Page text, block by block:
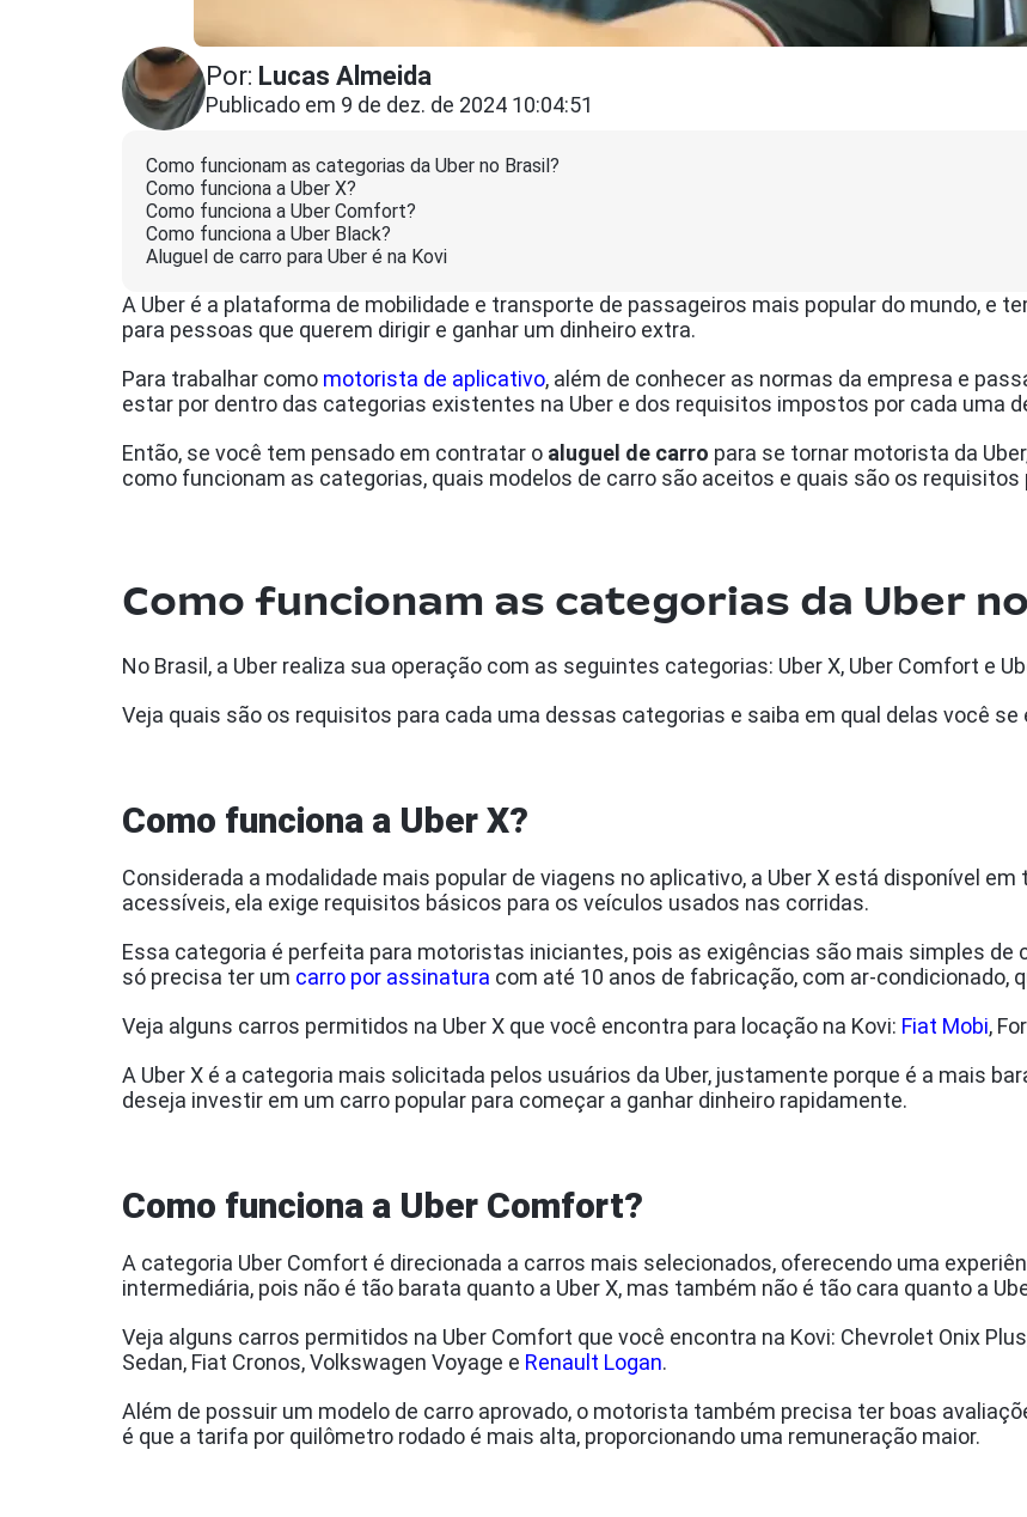
Por: Lucas Almeida
Publicado em 9 de dez. de 2024 10:04:51
Como funcionam as categorias da Uber no Brasil?
Como funciona a Uber X?
Como funciona a Uber Comfort?
Como funciona a Uber Black?
Aluguel de carro para Uber é na Kovi
A Uber é a plataforma de mobilidade e transporte de passageiros mais popular do mundo, e
para pessoas que querem dirigir e ganhar um dinheiro extra.
Para trabalhar como motorista de aplicativo, além de conhecer as normas da empresa e
estar por dentro das categorias existentes na Uber e dos requisitos impostos por cada uma
Então, se você tem pensado em contratar o aluguel de carro para se tornar motorista da
como funcionam as categorias, quais modelos de carro são aceitos e quais são os
Como funcionam as categorias da Uber
No Brasil, a Uber realiza sua operação com as seguintes categorias: Uber X, Uber Comfort e
Veja quais são os requisitos para cada uma dessas categorias e saiba em qual delas você se
Como funciona a Uber X?
Considerada a modalidade mais popular de viagens no aplicativo, a Uber X está disponível
acessíveis, ela exige requisitos básicos para os veículos usados nas corridas.
Essa categoria é perfeita para motoristas iniciantes, pois as exigências são mais simples de
só precisa ter um carro por assinatura com até 10 anos de fabricação, com ar-condicionado,
Veja alguns carros permitidos na Uber X que você encontra para locação na Kovi: Fiat Mobi,
A Uber X é a categoria mais solicitada pelos usuários da Uber, justamente porque é a mais
deseja investir em um carro popular para começar a ganhar dinheiro rapidamente.
Como funciona a Uber Comfort?
A categoria Uber Comfort é direcionada a carros mais selecionados, oferecendo uma
intermediária, pois não é tão barata quanto a Uber X, mas também não é tão cara quanto a
Veja alguns carros permitidos na Uber Comfort que você encontra na Kovi: Chevrolet Onix
Sedan, Fiat Cronos, Volkswagen Voyage e Renault Logan.
Além de possuir um modelo de carro aprovado, o motorista também precisa ter boas
é que a tarifa por quilômetro rodado é mais alta, proporcionando uma remuneração maior.